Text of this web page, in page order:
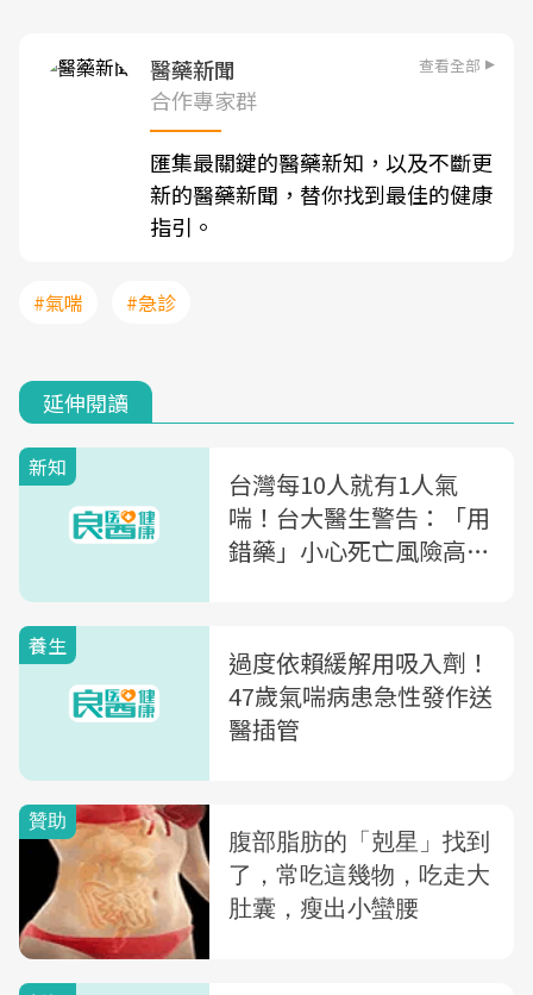
醫藥新聞 查看全部
合作專家群
匯集最關鍵的醫藥新知，以及不斷更
新的醫藥新聞，替你找到最佳的健康
指引。
#氣喘 #急診
延伸閱讀
新知
台灣每10人就有1人氣
喘！台大醫生警告：「用
錯藥」小心死亡風險高9
養生
過度依賴緩解用吸入劑！
47歲氣喘病患急性發作送
醫插管